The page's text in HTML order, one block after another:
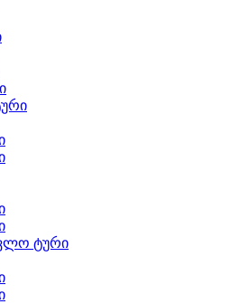
ტური